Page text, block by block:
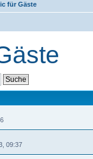
für Gäste
09:37